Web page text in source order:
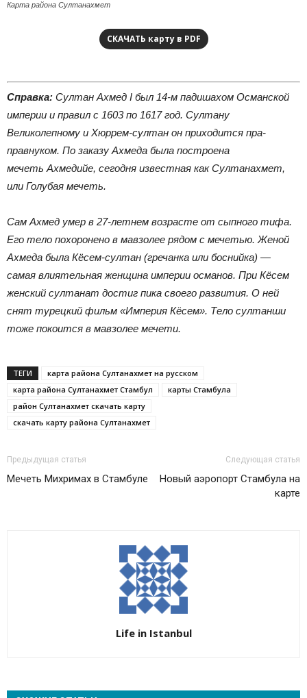
Карта района Султанахмет
СКАЧАТЬ карту в PDF
Справка: Султан Ахмед I был 14-м падишахом Османской
империи и правил с 1603 по 1617 год. Султану
Великолепному и Хюррем-султан он приходится пра-
правнуком. По заказу Ахмеда была построена
мечеть Ахмедийе, сегодня известная какСултанахмет,
или Голубая мечеть.
Сам Ахмед умер в 27-летнем возрасте от сыпного тифа.
Его тело похоронено в мавзолее рядом с мечетью. Женой
Ахмеда была Кёсем-султан (гречанка или боснийка) —
самая влиятельная женщина империи османов. При Кёсем
женский султанат достиг пика своего развития. О ней
снят турецкий фильм «Империя Кёсем». Тело султанши
тоже покоится в мавзолее мечети.
ТЕГИ
карта района Султанахмет на русском
карта района Султанахмет Стамбул
карты Стамбула
район Султанахмет скачать карту
скачать карту района Султанахмет
Предыдущая статья
Мечеть Михримах в Стамбуле
Следующая статья
Новый аэропорт Стамбула на
карте
Life in Istanbul